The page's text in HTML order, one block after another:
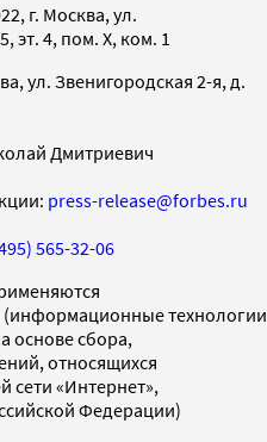
г. Москва, ул.
эт. 4, пом. X, ком. 1
ул. Звенигородская 2-я, д.
Дмитриевич
press-release@forbes.ru
565-32-06
технологии
основе сбора,
относящихся
сети «Интернет»,
Федерации)